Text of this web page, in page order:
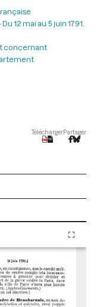
12 mai au 5 juin 1791.
concernant
TéléchargerPartager